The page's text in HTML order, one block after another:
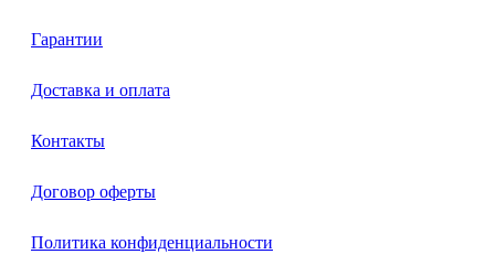
Гарантии
Доставка и оплата
Контакты
Договор оферты
Политика конфиденциальности